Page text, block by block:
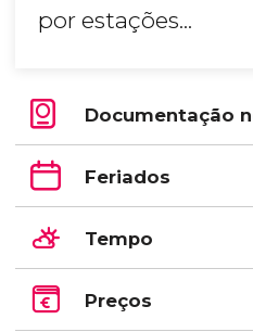
por estações...
Documentação
Feriados
Tempo
Preços